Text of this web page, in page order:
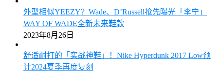
外型相似YEEZY？Wade、D’Russell抢先曝光「李宁」
WAY OF WADE全新未来鞋款
2023年8月26日
舒适耐打的「实战神鞋」！Nike Hyperdunk 2017 Low预
计2024夏季再度复刻